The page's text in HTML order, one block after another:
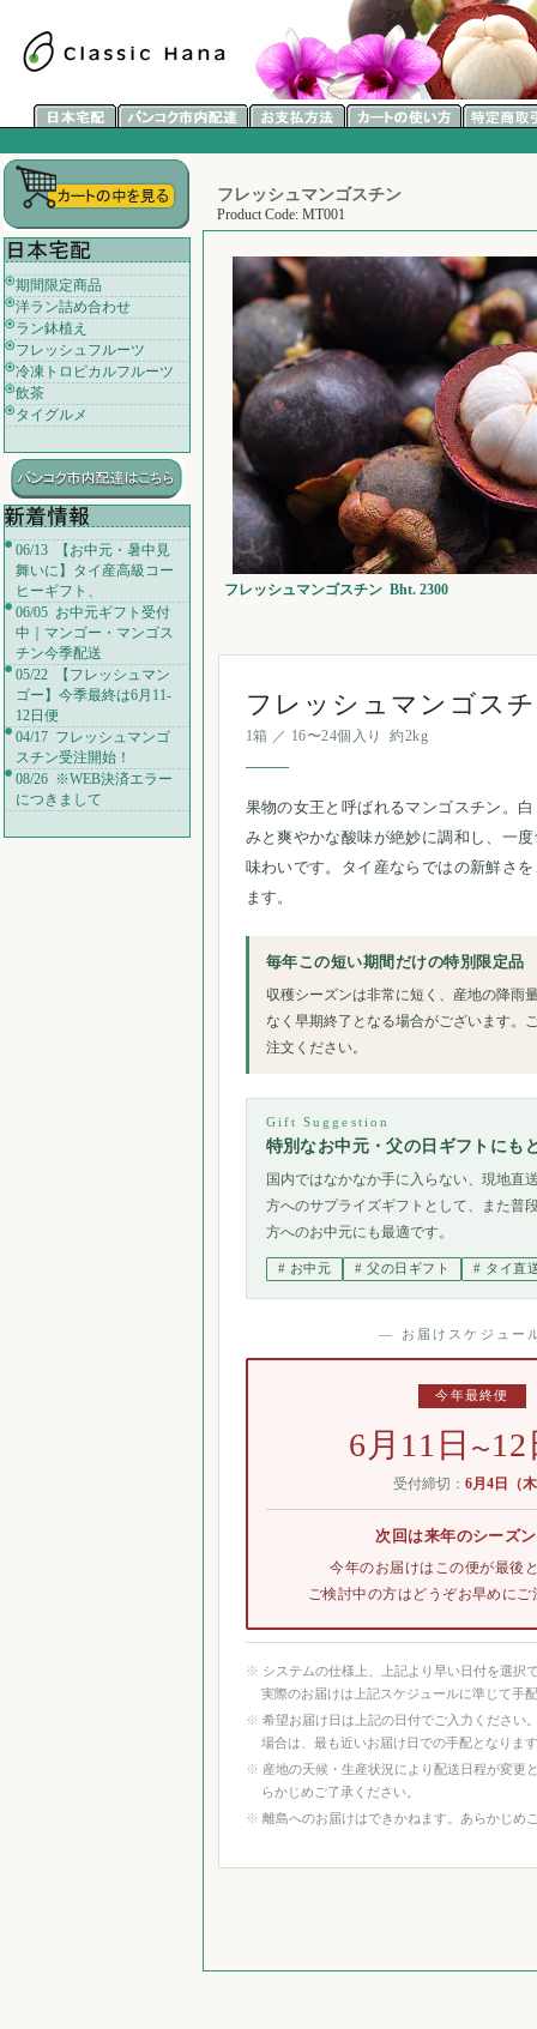
期間限定商品
洋ラン詰め合わせ
ラン鉢植え
フレッシュフルーツ
冷凍トロピカルフルーツ
飲茶
タイグルメ
06/13 【お中元・暑中見
舞いに】タイ産高級コー
ヒーギフト、
06/05 お中元ギフト受付
中｜マンゴー・マンゴス
チン今季配送
05/22 【フレッシュマン
ゴー】今季最終は6月11-
12日便
04/17 フレッシュマンゴ
スチン受注開始！
08/26 ※WEB決済エラー
につきまして
フレッシュマンゴスチン
Product Code: MT001
フレッシュマンゴスチン Bht. 2300
フレッシュマンゴス
1箱 ／ 16〜24個入り 約2kg
果物の女王と呼ばれるマンゴスチン。
みと爽やかな酸味が絶妙に調和し、一
味わいです。タイ産ならではの新鮮さ
ます。
毎年この短い期間だけの特別限定品
収穫シーズンは非常に短く、産地の降雨
なく早期終了となる場合がございます。
注文ください。
Gift Suggestion
特別なお中元・父の日ギフトにも
国内ではなかなか手に入らない、現地直
方へのサプライズギフトとして、また普
方へのお中元にも最適です。
# お中元 # 父の日ギフト # タイ直
― お届けスケジュー
今年最終便
6月11日 〜
受付締切： 6月4日（
次回は来年のシーズ
今年のお届けはこの便が最後
ご検討中の方はどうぞお早めに
システムの仕様上、上記より早い日付を選択
実際のお届けは上記スケジュールに準じて手
希望お届け日は上記の日付でご入力ください
場合は、最も近いお届け日での手配となりま
産地の天候・生産状況により配送日程が変更
らかじめご了承ください。
離島へのお届けはできかねます。あらかじめ